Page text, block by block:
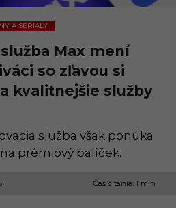
A SERIÁLY
Max mení
so zľavou si
kvalitnejšie služby
služba však ponúka
prémiový balíček.
Čas čítania: 1 min